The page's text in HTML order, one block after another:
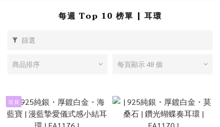
每週 Top 10 榜單 | 耳環
篩選
商品排序 每頁顯示 48 個
現 貨